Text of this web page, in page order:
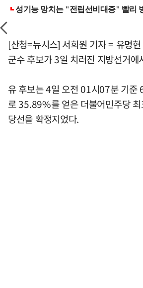
[산청=뉴시스] 서희원 기자 = 유명
군수 후보가 3일 치러진 지방선거에
유 후보는 4일 오전 01시07분 기
로 35.89%를 얻은 더불어민주당
당선을 확정지었다.